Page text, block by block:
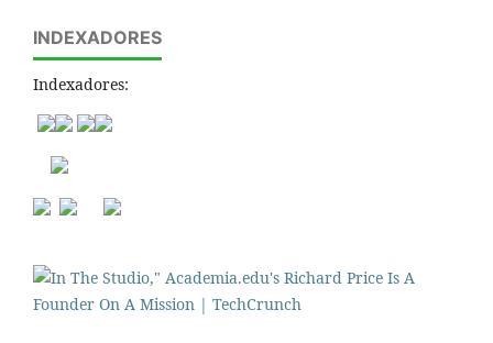
INDEXADORES
Indexadores: